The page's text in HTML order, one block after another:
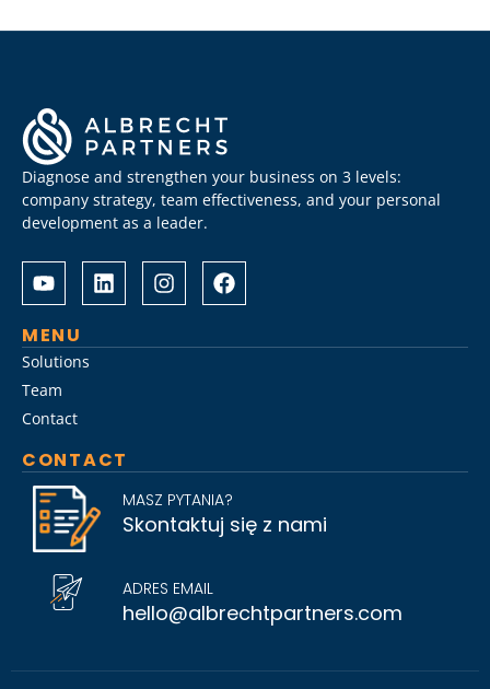
Diagnose and strengthen your business on 3 levels:
company strategy, team effectiveness, and your personal
development as a leader.
Albrecht
Partners
разом
із
Сіті
розробили
Слот
Сіті
вхід
топ-
активно
Разом
Albrechtpartners
в
Slot
провели
дослідження
топ-
менеджменту,
виявивши
ключові
найму
MENU
Solutions
Team
Contact
CONTACT
MASZ PYTANIA?
Skontaktuj się z nami
ADRES EMAIL
hello@albrechtpartners.com